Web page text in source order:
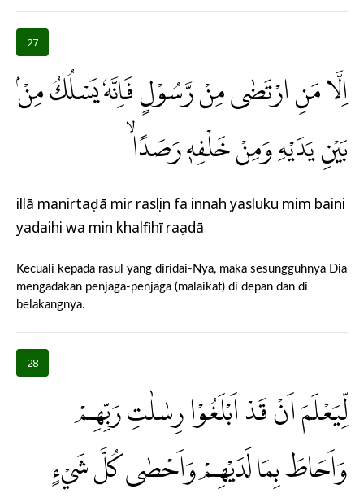
27
اِلَّا مَنِ ارْتَضٰى مِنْ رَّسُوْلٍ فَاِنَّهٗ يَسْلُكُ مِنْۢ
بَيْنِ يَدَيْهِ وَمِنْ خَلْفِهٖ رَصَدًاۙ
illā manirtaḍā mir rasụlin fa innahụ yasluku mim baini
yadaihi wa min khalfihī raṣadā
Kecuali kepada rasul yang diridai-Nya, maka sesungguhnya Dia
mengadakan penjaga-penjaga (malaikat) di depan dan di
belakangnya.
28
لِّيَعْلَمَ اَنْ قَدْ اَبْلَغُوْا رِسٰلٰتِ رَبِّهِمْ
وَاَحَاطَ بِمَا لَدَيْهِمْ وَاَحْصٰى كُلَّ شَيْءٍ